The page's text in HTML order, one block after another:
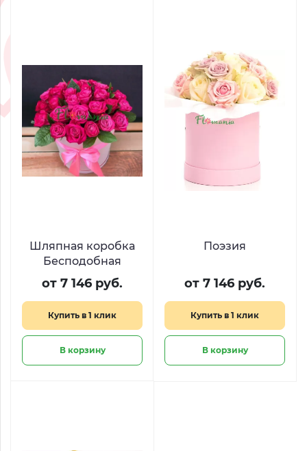
Шляпная коробка
Бесподобная
от 7 146 руб.
Купить в 1 клик
В корзину
Поэзия
от 7 146 руб.
Купить в 1 клик
В корзину